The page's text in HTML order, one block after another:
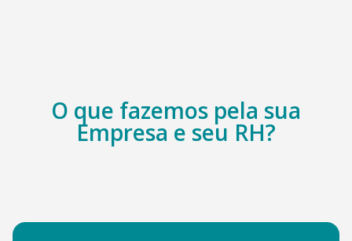
O que fazemos pela sua
Empresa e seu RH?